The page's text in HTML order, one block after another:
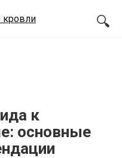
к
основные